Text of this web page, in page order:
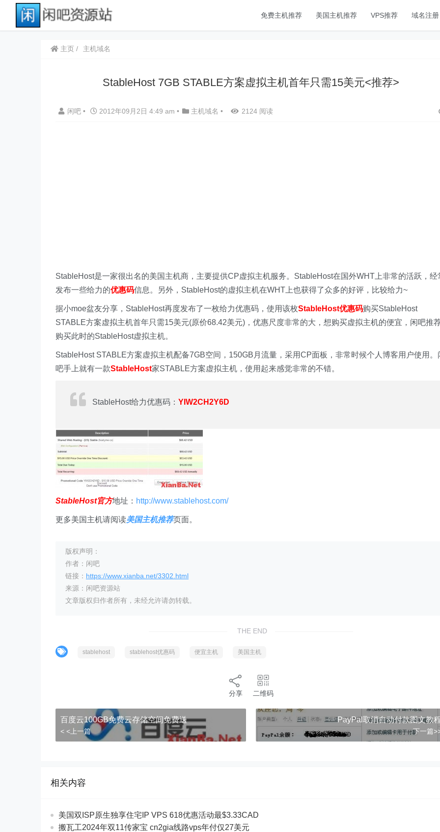
免费主机推荐 美国主机推荐 VPS推荐 域名注册
主页 主机域名
StableHost 7GB STABLE方案虚拟主机首年只需15美元<推荐>
闲吧 • 2012年09月2日 4:49 am • 主机域名 • 2124 阅读
StableHost是一家很出名的美国主机商，主要提供CP虚拟主机服务。StableHost在国外WHT上非常的活跃，经
发布一些给力的优惠码信息。另外，StableHost的虚拟主机在WHT上也获得了众多的好评，比较给力~
据小moe盆友分享，StableHost再度发布了一枚给力优惠码，使用该枚StableHost优惠码购买StableHost
STABLE方案虚拟主机首年只需15美元(原价68.42美元)，优惠尺度非常的大，想购买虚拟主机的便宜，闲吧推
购买此时的StableHost虚拟主机。
StableHost STABLE方案虚拟主机配备7GB空间，150GB月流量，采用CP面板，非常时候个人博客用户使用。
吧手上就有一款StableHost家STABLE方案虚拟主机，使用起来感觉非常的不错。
StableHost给力优惠码： YIW2CH2Y6D
StableHost官方地址： http://www.stablehost.com/
更多美国主机请阅读美国主机推荐页面。
版权声明：
作者：闲吧
链接： https://www.xianba.net/3302.html
来源：闲吧资源站
文章版权归作者所有，未经允许请勿转载。
THE END
stablehost stablehost优惠码 便宜主机 美国主机
分享 二维码
百度云100GB免费云存储空间免费送
< <上一篇
PayPal取消自动付款图文教
下一篇
相关内容
美国双ISP原生独享住宅IP VPS 618优惠活动最$3.33CAD
搬瓦工2024年双11传家宝 cn2gia线路vps年付仅27美元